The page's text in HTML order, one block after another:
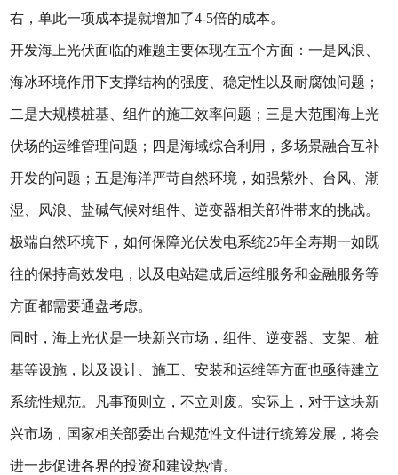
右，单此一项成本提就增加了4-5倍的成本。
开发海上光伏面临的难题主要体现在五个方面：一是风浪、
海冰环境作用下支撑结构的强度、稳定性以及耐腐蚀问题；
二是大规模桩基、组件的施工效率问题；三是大范围海上光
伏场的运维管理问题；四是海域综合利用，多场景融合互补
开发的问题；五是海洋严苛自然环境，如强紫外、台风、潮
湿、风浪、盐碱气候对组件、逆变器相关部件带来的挑战。
极端自然环境下，如何保障光伏发电系统25年全寿期一如既
往的保持高效发电，以及电站建成后运维服务和金融服务等
方面都需要通盘考虑。
同时，海上光伏是一块新兴市场，组件、逆变器、支架、桩
基等设施，以及设计、施工、安装和运维等方面也亟待建立
系统性规范。凡事预则立，不立则废。实际上，对于这块新
兴市场，国家相关部委出台规范性文件进行统筹发展，将会
进一步促进各界的投资和建设热情。